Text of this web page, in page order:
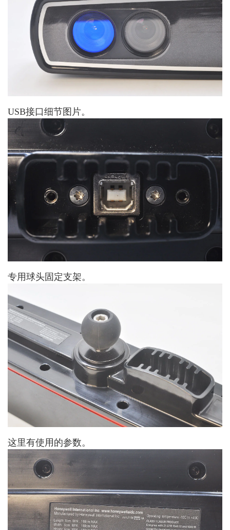
USB接口细节图片。
专用球头固定支架。
这里有使用的参数。